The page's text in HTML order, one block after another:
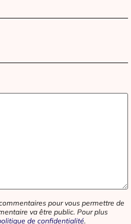
pour vous permettre de
va être public. Pour plus
de confidentialité.